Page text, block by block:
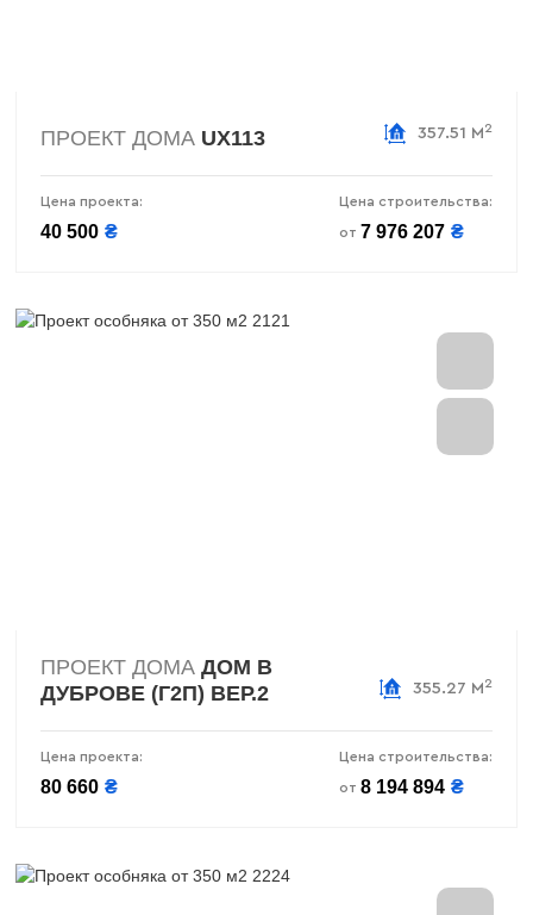
ПРОЕКТ ДОМА UX113 357.51 М 2
Цена проекта:
40 500 ₴
Цена строительства:
от 7 976 207 ₴
ПРОЕКТ ДОМА ДОМ В
ДУБРОВЕ (Г2П) ВЕР.2
355.27 М 2
Цена проекта:
80 660 ₴
Цена строительства:
от 8 194 894 ₴